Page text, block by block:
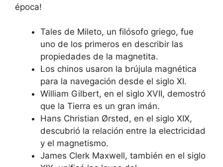
época!
Tales de Mileto, un filósofo griego, fue
uno de los primeros en describir las
propiedades de la magnetita.
Los chinos usaron la brújula magnética
para la navegación desde el siglo XI.
William Gilbert, en el siglo XVII, demostró
que la Tierra es un gran imán.
Hans Christian Ørsted, en el siglo XIX,
descubrió la relación entre la electricidad
y el magnetismo.
James Clerk Maxwell, también en el siglo